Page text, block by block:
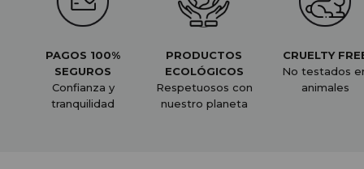
PAGOS 100%
SEGUROS
Confianza y
tranquilidad
PRODUCTOS
ECOLÓGICOS
Respetuosos con
nuestro planeta
CRUELTY
No testados
animales